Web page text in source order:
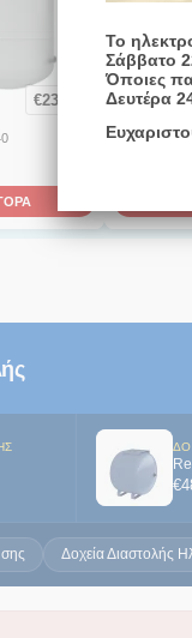
€231,80
Reflex N 250
€
Δοχεία Διαστολής
Το
Σάββατο
Όποιες
Δευτέρα